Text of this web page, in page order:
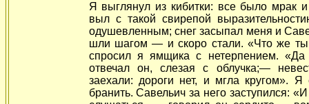
Я выглянул из кибитки: все было мрак
выл с такой свирепой
одушевленным; снег засыпал меня и
шли шагом — и скоро стали. «Что же
спросил я ямщика с нетерпением.
отвечал он, слезая с облучка;—
заехали: дороги нет, и мгла кругом». Я
бранить. Савельич за него заступился: